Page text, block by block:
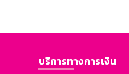
บริการทางการเงิน